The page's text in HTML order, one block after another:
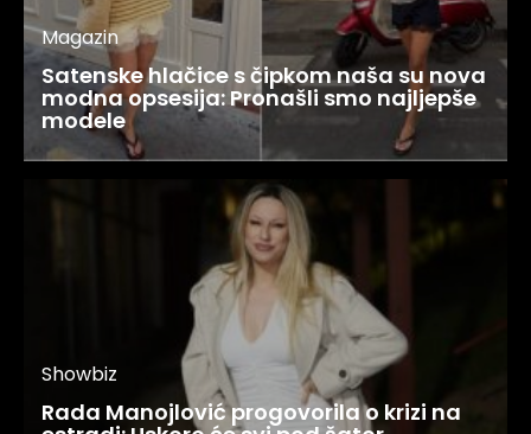
Magazin
Satenske hlačice s čipkom naša su nova
modna opsesija: Pronašli smo najljepše
modele
Showbiz
Rada Manojlović progovorila o krizi na